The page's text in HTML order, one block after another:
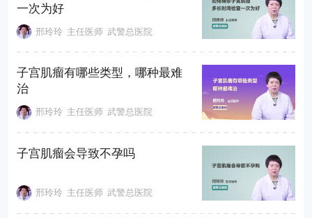
一次为好
邢玲玲 主任医师 武警总医院
子宫肌瘤有哪些类型，哪种最难
治
邢玲玲 主任医师 武警总医院
子宫肌瘤会导致不孕吗
邢玲玲 主任医师 武警总医院